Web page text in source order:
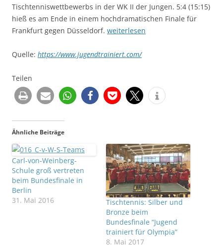
Tischtenniswettbewerbs in der WK II der Jungen. 5:4 (15:15)
hieß es am Ende in einem hochdramatischen Finale für
Frankfurt gegen Düsseldorf. weiterlesen
Quelle: https://www.jugendtrainiert.com/
Teilen
Ähnliche Beiträge
Carl-von-Weinberg-
Schule groß vertreten
beim Bundesfinale in
Berlin
31. Mai 2016
Tischtennis: Silber und
Bronze beim
Bundesfinale “Jugend
trainiert für Olympia”
8. Mai 2017